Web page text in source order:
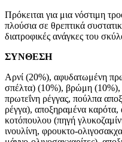
Πρόκειται για μια νόστιμη
πλούσια σε θρεπτικά
διατροφικές ανάγκες του
ΣΥΝΘΕΣΗ
Αρνί (20%), αφυδατωμένη
σπέλτα) (10%), βρώμη (10%),
πρωτεΐνη ρέγγας, πούλπα
ρέγγα), αποξηραμένα καρότα,
κοτόπουλου (πηγή
ινουλίνη, φρουκτο-